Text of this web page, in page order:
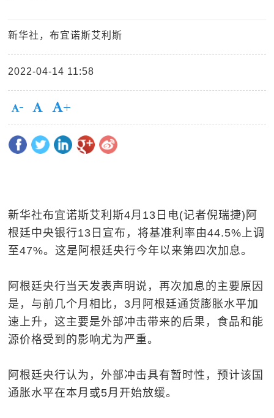
新华社，布宜诺斯艾利斯
2022-04-14 11:58
新华社布宜诺斯艾利斯4月13日电(记者倪瑞捷)阿
根廷中央银行13日宣布，将基准利率由44.5%上调
至47%。这是阿根廷央行今年以来第四次加息。
阿根廷央行当天发表声明说，再次加息的主要原因
是，与前几个月相比，3月阿根廷通货膨胀水平加
速上升，这主要是外部冲击带来的后果，食品和能
源价格受到的影响尤为严重。
阿根廷央行认为，外部冲击具有暂时性，预计该国
通胀水平在本月或5月开始放缓。